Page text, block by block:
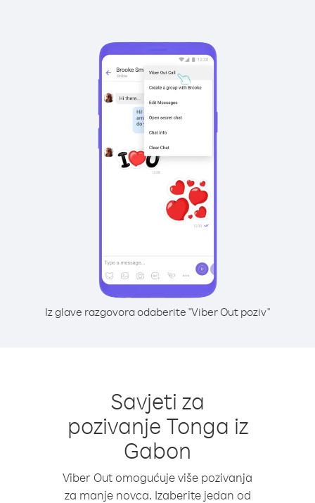
Iz glave razgovora odaberite "Viber Out poziv"
Savjeti za
pozivanje Tonga iz
Gabon
Viber Out omogućuje više pozivanja
za manje novca. Izaberite jedan od